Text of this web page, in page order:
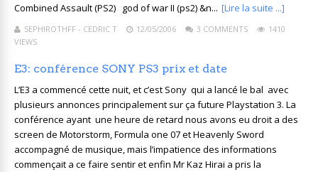
Combined Assault (PS2) god of war II (ps2) &n... [Lire la suite ...]
SEPHIROTHFF - CEDRIC T 12/05/2006 3 COMMENTS
1410
VIEWS
E3: conférence SONY PS3 prix et date
L’E3 a commencé cette nuit, et c’est Sony qui a lancé le bal avec
plusieurs annonces principalement sur ça future Playstation 3. La
conférence ayant une heure de retard nous avons eu droit a des
screen de Motorstorm, Formula one 07 et Heavenly Sword
accompagné de musique, mais l’impatience des informations
commençait a ce faire sentir et enfin Mr Kaz Hirai a pris la